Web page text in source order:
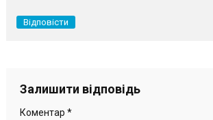
Відповісти
Залишити відповідь
Коментар *